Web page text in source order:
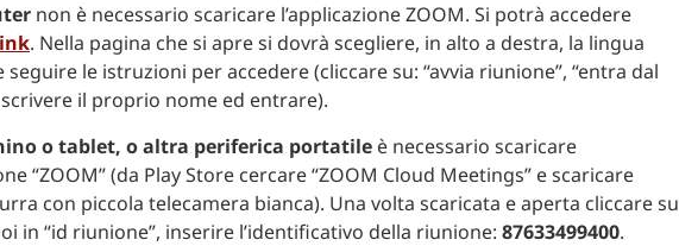
non è necessario scaricare l’applicazione ZOOM. Si potrà accedere
. Nella pagina che si apre si dovrà scegliere, in alto a destra, la lingua
seguire le istruzioni per accedere (cliccare su: “avvia riunione”, “entra dal
il proprio nome ed entrare).
o tablet, o altra periferica portatileè necessario scaricare
“ZOOM” (da Play Store cercare “ZOOM Cloud Meetings” e scaricare
con piccola telecamera bianca). Una volta scaricata e aperta cliccare su
in “id riunione”, inserire l’identificativo della riunione: 87633499400.